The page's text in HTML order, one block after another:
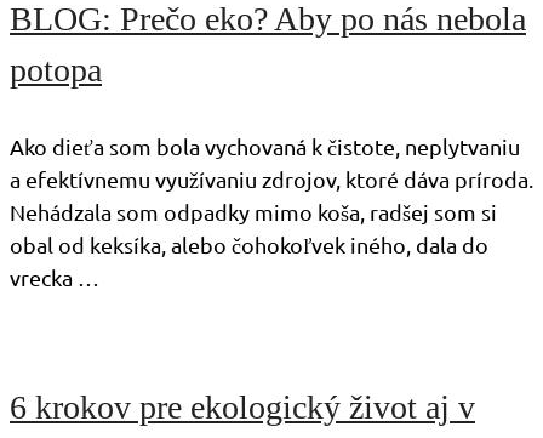
BLOG: Prečo eko? Aby po nás nebola
potopa
Ako dieťa som bola vychovaná k čistote, neplytvaniu
a efektívnemu využívaniu zdrojov, ktoré dáva príroda.
Nehádzala som odpadky mimo koša, radšej som si
obal od keksíka, alebo čohokoľvek iného, dala do
vrecka …
6 krokov pre ekologický život aj v